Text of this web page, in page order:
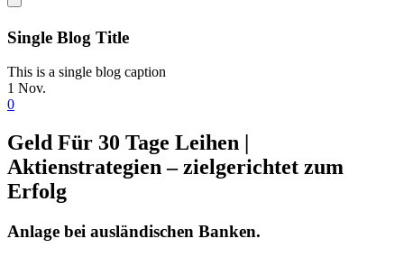
Single Blog Title
This is a single blog caption
1 Nov.
0
Geld Für 30 Tage Leihen |
Aktienstrategien – zielgerichtet zum
Erfolg
Anlage bei ausländischen Banken.